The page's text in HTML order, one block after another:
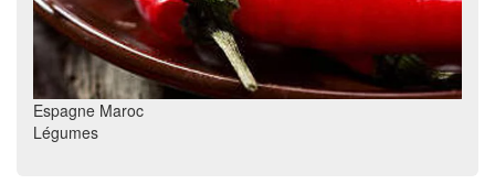
Espagne Maroc
Légumes